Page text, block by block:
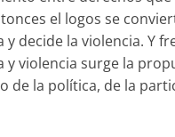
el logos se
y decide la violencia. Y
y violencia surge la
de la política, de la